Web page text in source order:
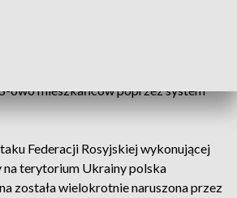
owo mieszkańców poprzez system
Federacji Rosyjskiej wykonującej
na terytorium Ukrainy polska
została wielokrotnie naruszona przez